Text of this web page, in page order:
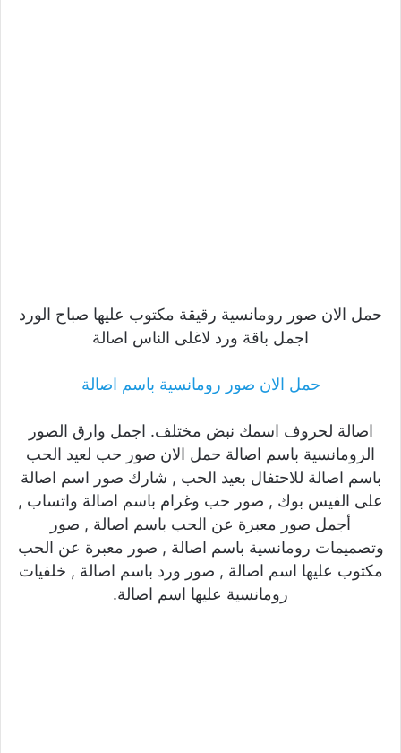
حمل الان صور رومانسية رقيقة مكتوب عليها صباح الورد
اجمل باقة ورد لاغلى الناس اصالة
حمل الان صور رومانسية باسم اصالة
اصالة لحروف اسمك نبض مختلف. اجمل وارق الصور
الرومانسية باسم اصالة حمل الان صور حب لعيد الحب
باسم اصالة للاحتفال بعيد الحب , شارك صور اسم اصالة
على الفيس بوك , صور حب وغرام باسم اصالة واتساب ,
أجمل صور معبرة عن الحب باسم اصالة , صور
وتصميمات رومانسية باسم اصالة , صور معبرة عن الحب
مكتوب عليها اسم اصالة , صور ورد باسم اصالة , خلفيات
رومانسية عليها اسم اصالة.